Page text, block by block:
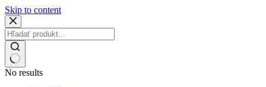
Skip to content
No results